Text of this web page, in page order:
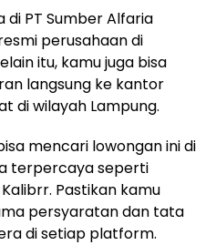
di PT Sumber Alfaria
perusahaan di
itu, kamu juga bisa
langsung ke kantor
di wilayah Lampung.
mencari lowongan ini di
terpercaya seperti
Pastikan kamu
persyaratan dan tata
di setiap platform.